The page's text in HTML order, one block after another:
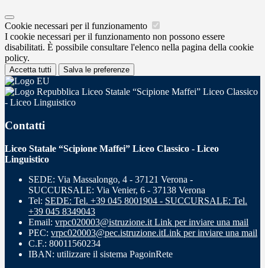
Cookie necessari per il funzionamento
I cookie necessari per il funzionamento non possono essere
disabilitati. È possibile consultare l'elenco nella pagina della cookie
policy.
Accetta tutti Salva le preferenze
Liceo Statale “Scipione Maffei” Liceo Classico
- Liceo Linguistico
Contatti
Liceo Statale “Scipione Maffei” Liceo Classico - Liceo
Linguistico
SEDE: Via Massalongo, 4 - 37121 Verona -
SUCCURSALE: Via Venier, 6 - 37138 Verona
Tel: SEDE: Tel. +39 045 8001904 - SUCCURSALE: Tel.
+39 045 8349043
Email: vrpc020003@istruzione.it Link per inviare una mail
PEC: vrpc020003@pec.istruzione.itLink per inviare una mail
C.F.: 80011560234
IBAN: utilizzare il sistema PagoinRete